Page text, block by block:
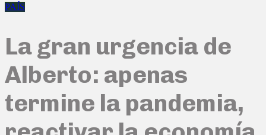
PAÍS
La gran urgencia de
Alberto: apenas
termine la pandemia,